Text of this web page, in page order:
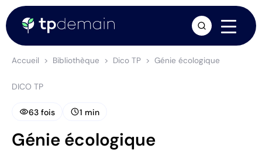
Accueil Bibliothèque Dico TP Génie écologique
DICO TP
visibility63 fois schedule1 min
Génie écologique
arrow_forward